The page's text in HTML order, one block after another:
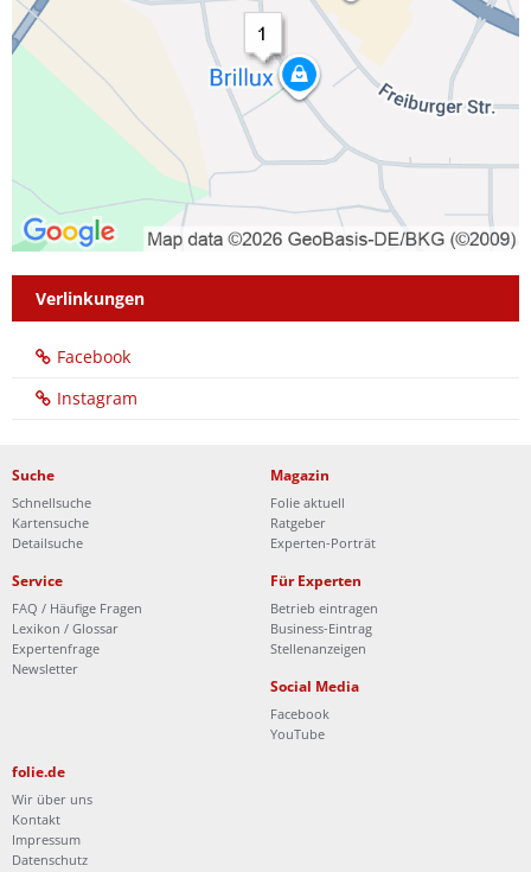
Verlinkungen
Facebook
Instagram
Suche
Schnellsuche
Kartensuche
Detailsuche
Magazin
Folie aktuell
Ratgeber
Experten-Porträt
Service
FAQ / Häufige Fragen
Lexikon / Glossar
Expertenfrage
Newsletter
Für Experten
Betrieb eintragen
Business-Eintrag
Stellenanzeigen
Social Media
Facebook
YouTube
folie.de
Wir über uns
Kontakt
Impressum
Datenschutz